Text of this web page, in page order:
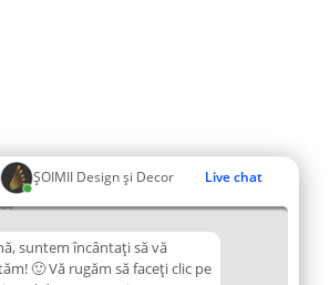
ȘOIMII Design și Decor Live chat
suntem încântați să vă
🙂 Vă rugăm să faceți clic pe